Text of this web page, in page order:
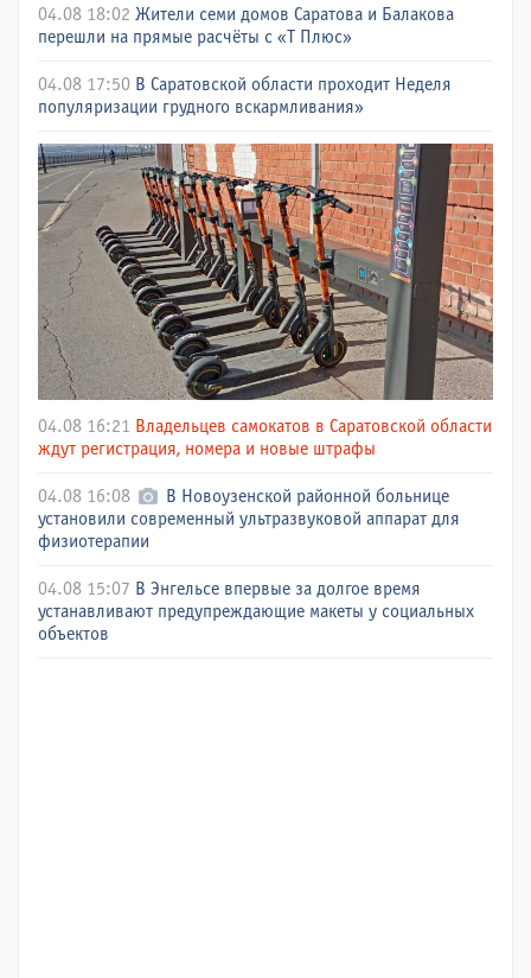
04.08 18:02 Жители семи домов Саратова и Балакова
перешли на прямые расчёты с «Т Плюс»
04.08 17:50 В Саратовской области проходит Неделя
популяризации грудного вскармливания»
04.08 16:21 Владельцев самокатов в Саратовской области
ждут регистрация, номера и новые штрафы
04.08 16:08
В Новоузенской районной больнице
установили современный ультразвуковой аппарат для
физиотерапии
04.08 15:07 В Энгельсе впервые за долгое время
устанавливают предупреждающие макеты у социальных
объектов